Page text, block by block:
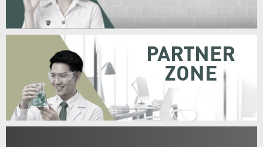
PARTNER
ZONE